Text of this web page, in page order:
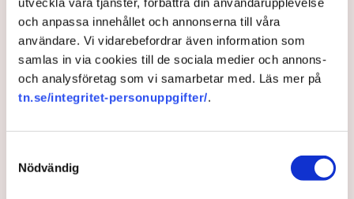
och anpassa innehållet och annonserna till våra
användare. Vi vidarebefordrar även information som
samlas in via cookies till de sociala medier och annons-
och analysföretag som vi samarbetar med. Läs mer på
tn.se/integritet-personuppgifter/.
Nödvändig
kassera fullt fungerande
varor